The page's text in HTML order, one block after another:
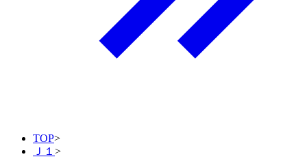
TOP>
Ｊ１ >